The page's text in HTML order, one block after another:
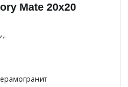
Mate 20x20